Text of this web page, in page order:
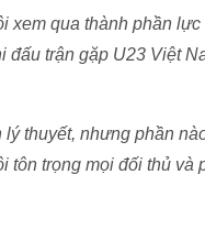
xem qua thành phần
đấu trận gặp U23 Việt
thuyết, nhưng phần
tôn trọng mọi đối thủ và